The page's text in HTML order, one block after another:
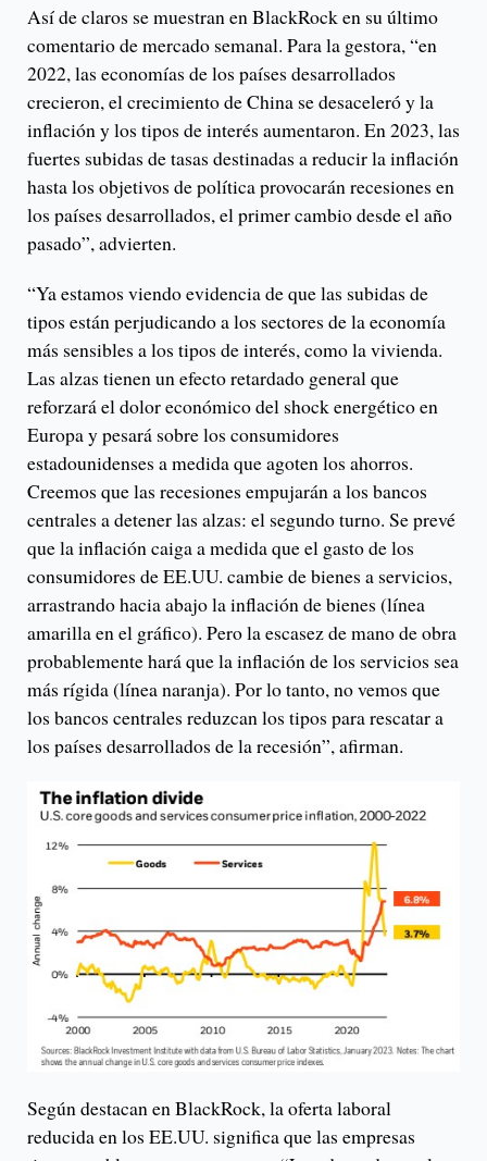
Así de claros se muestran en BlackRock en su último
comentario de mercado semanal. Para la gestora, “en
2022, las economías de los países desarrollados
crecieron, el crecimiento de China se desaceleró y la
inflación y los tipos de interés aumentaron. En 2023, las
fuertes subidas de tasas destinadas a reducir la inflación
hasta los objetivos de política provocarán recesiones en
los países desarrollados, el primer cambio desde el año
pasado”, advierten.
“Ya estamos viendo evidencia de que las subidas de
tipos están perjudicando a los sectores de la economía
más sensibles a los tipos de interés, como la vivienda.
Las alzas tienen un efecto retardado general que
reforzará el dolor económico del shock energético en
Europa y pesará sobre los consumidores
estadounidenses a medida que agoten los ahorros.
Creemos que las recesiones empujarán a los bancos
centrales a detener las alzas: el segundo turno. Se prevé
que la inflación caiga a medida que el gasto de los
consumidores de EE.UU. cambie de bienes a servicios,
arrastrando hacia abajo la inflación de bienes (línea
amarilla en el gráfico). Pero la escasez de mano de obra
probablemente hará que la inflación de los servicios sea
más rígida (línea naranja). Por lo tanto, no vemos que
los bancos centrales reduzcan los tipos para rescatar a
los países desarrollados de la recesión”, afirman.
Según destacan en BlackRock, la oferta laboral
reducida en los EE.UU. significa que las empresas